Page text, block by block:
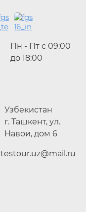
Пн - Пт с 09:00
до 18:00
Узбекистан
г. Ташкент, ул.
Навои, дом 6
testour.uz@mail.ru